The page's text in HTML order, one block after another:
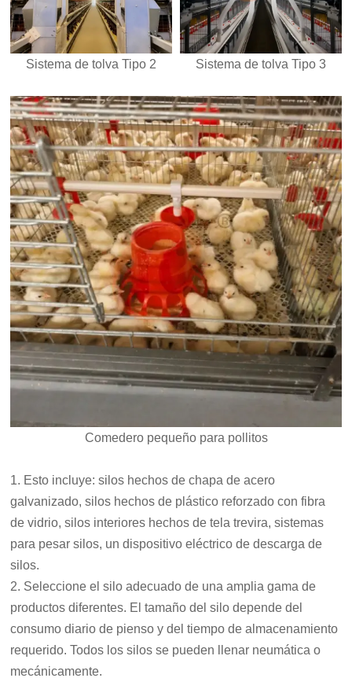
Sistema de tolva Tipo 2 Sistema de tolva Tipo 3
Comedero pequeño para pollitos
1. Esto incluye: silos hechos de chapa de acero
galvanizado, silos hechos de plástico reforzado con fibra
de vidrio, silos interiores hechos de tela trevira, sistemas
para pesar silos, un dispositivo eléctrico de descarga de
silos.
2. Seleccione el silo adecuado de una amplia gama de
productos diferentes. El tamaño del silo depende del
consumo diario de pienso y del tiempo de almacenamiento
requerido. Todos los silos se pueden llenar neumática o
mecánicamente.